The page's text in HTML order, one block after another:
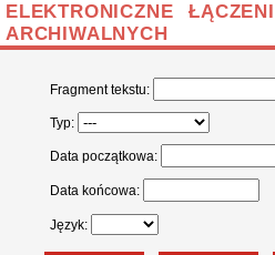
ELEKTRONICZNE
ARCHIWALNYCH
Fragment tekstu:
Typ:
Data początkowa:
Data końcowa:
Język: